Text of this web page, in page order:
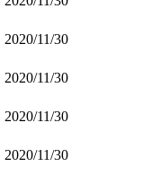
2020/11/30
2020/11/30
2020/11/30
2020/11/30